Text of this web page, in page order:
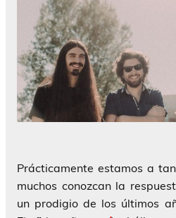
Prácticamente estamos a
muchos conozcan la
un prodigio de los últimos